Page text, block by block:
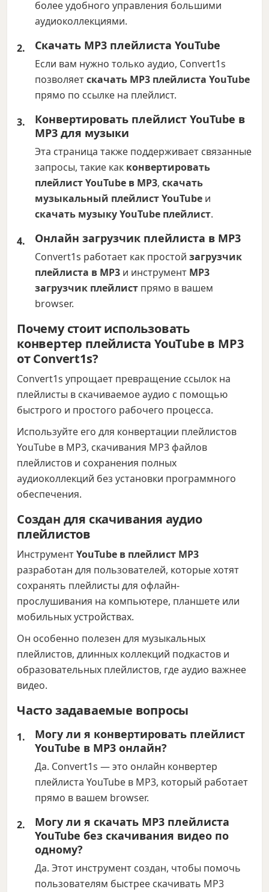
более удобного управления большими
аудиоколлекциями.
Скачать MP3 плейлиста YouTube
Если вам нужно только аудио, Convert1s
позволяетскачать MP3 плейлиста YouTube
прямо по ссылке на плейлист.
Конвертировать плейлист YouTube в
MP3 для музыки
Эта страница также поддерживает связанные
запросы, такие как конвертировать
плейлист YouTube в MP3, скачать
музыкальный плейлист YouTube и
скачать музыку YouTube плейлист.
Онлайн загрузчик плейлиста в MP3
Convert1s работает как простой загрузчик
плейлиста в MP3 и инструмент MP3
загрузчик плейлист прямо в вашем
browser.
Почему стоит использовать
конвертер плейлиста YouTube в MP3
от Convert1s?
Convert1s упрощает превращение ссылок на
плейлисты в скачиваемое аудио с помощью
быстрого и простого рабочего процесса.
Используйте его для конвертации плейлистов
YouTube в MP3, скачивания MP3 файлов
плейлистов и сохранения полных
аудиоколлекций без установки программного
обеспечения.
Создан для скачивания аудио
плейлистов
ИнструментYouTube в плейлист MP3
разработан для пользователей, которые хотят
сохранять плейлисты для офлайн-
прослушивания на компьютере, планшете или
мобильных устройствах.
Он особенно полезен для музыкальных
плейлистов, длинных коллекций подкастов и
образовательных плейлистов, где аудио важнее
видео.
Часто задаваемые вопросы
Могу ли я конвертировать плейлист
YouTube в MP3 онлайн?
Да. Convert1s — это онлайн конвертер
плейлиста YouTube в MP3, который работает
прямо в вашем browser.
Могу ли я скачать MP3 плейлиста
YouTube без скачивания видео по
одному?
Да. Этот инструмент создан, чтобы помочь
пользователям быстрее скачивать MP3